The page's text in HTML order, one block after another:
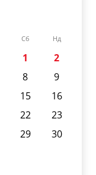
Сб Нд
1
2
8
9
15
16
22
23
29
30